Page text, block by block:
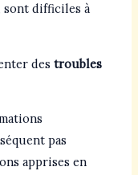
sont difficiles à
des troubles
pas
apprises en